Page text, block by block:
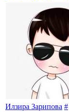
Илзира Зарипова #